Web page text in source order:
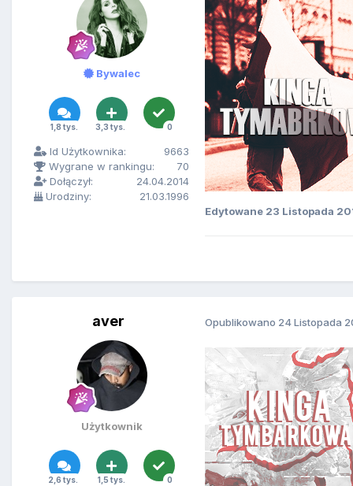
Bywalec
1,8 tys. 3,3 tys. 0
Id Użytkownika:
9663
Wygrane w rankingu:
70
Dołączył:
24.04.2014
Urodziny:
21.03.1996
Edytowane 23 Listopada
aver
Użytkownik
2,6 tys. 1,5 tys. 0
Opublikowano 24 Listopada